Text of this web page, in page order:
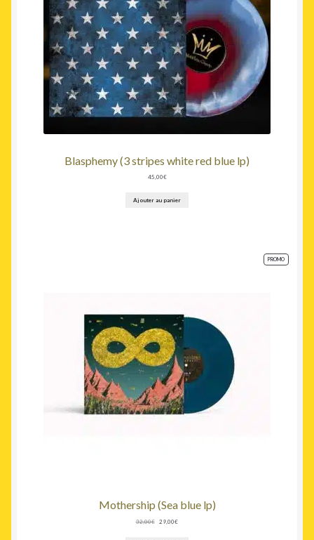
Blasphemy (3 stripes white red blue lp)
45,00€
Ajouter au panier
Mothership (Sea blue lp)
PROMOPRODUIT
EN
32,00€ Le29,00€Le